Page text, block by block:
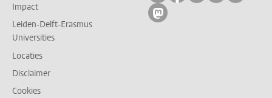
Impact
Leiden-Delft-Erasmus
Universities
Locaties
Disclaimer
Cookies
Volg ons op mastodon